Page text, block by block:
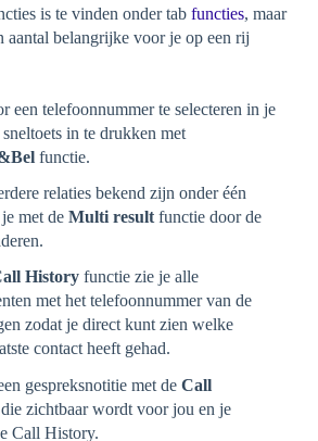
is te vinden onder tab functies, maar
aantal belangrijke voor je op een rij
een telefoonnummer te selecteren in je
in te drukken met
functie.
relaties bekend zijn onder één
met de Multi result functie door de
History functie zie je alle
met het telefoonnummer van de
zodat je direct kunt zien welke
contact heeft gehad.
gespreksnotitie met de Call
zichtbaar wordt voor jou en je
Call History.